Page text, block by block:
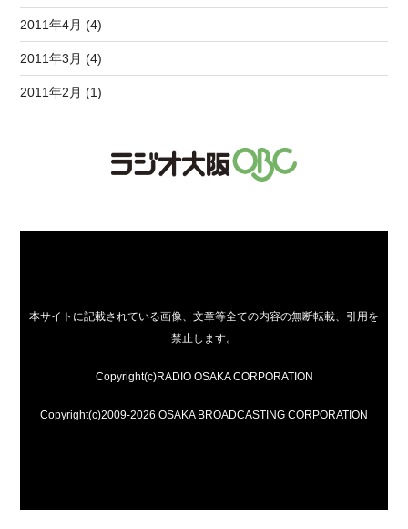
2011年4月 (4)
2011年3月 (4)
2011年2月 (1)
本サイトに記載されている画像、文章等全ての内容の無断転載、引用を
禁止します。
Copyright(c)RADIO OSAKA CORPORATION
Copyright(c)2009-2026 OSAKA BROADCASTING CORPORATION